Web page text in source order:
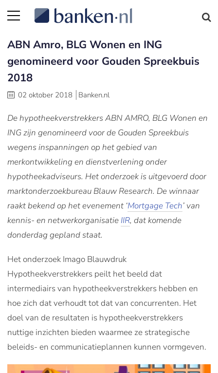
ABN Amro, BLG Wonen en ING
genomineerd voor Gouden Spreekbuis
2018
02 oktober 2018 Banken.nl
De hypotheekverstrekkers ABN AMRO, BLG Wonen en
ING zijn genomineerd voor de Gouden Spreekbuis
wegens inspanningen op het gebied van
merkontwikkeling en dienstverlening onder
hypotheekadviseurs. Het onderzoek is uitgevoerd door
marktonderzoekbureau Blauw Research. De winnaar
raakt bekend op het evenement ‘Mortgage Tech’ van
kennis- en netwerkorganisatie IIR, dat komende
donderdag gepland staat.
Het onderzoek Imago Blauwdruk
Hypotheekverstrekkers peilt het beeld dat
intermediairs van hypotheekverstrekkers hebben en
hoe zich dat verhoudt tot dat van concurrenten. Het
doel van de resultaten is hypotheekverstrekkers
nuttige inzichten bieden waarmee ze strategische
beleids- en communicatieplannen kunnen vormgeven.